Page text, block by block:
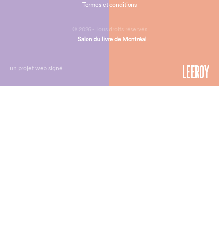
© 2026 - Tous droits réservés
Termes et conditions
un projet web signé